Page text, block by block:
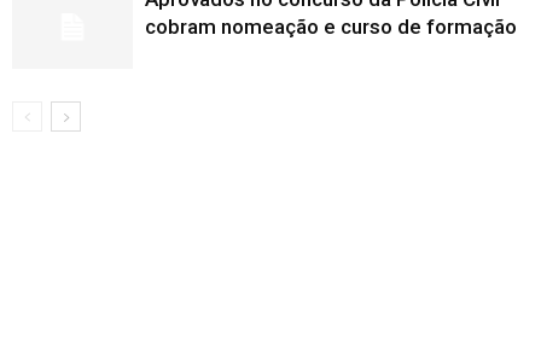
cobram nomeação e curso de formação